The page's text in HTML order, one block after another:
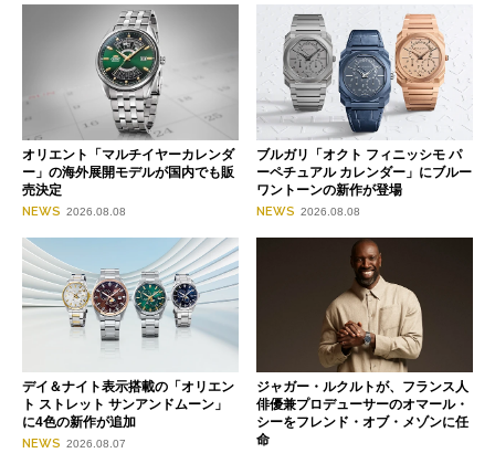
オリエント「マルチイヤーカレンダ
ー」の海外展開モデルが国内でも販
売決定
NEWS 2026.08.08
ブルガリ「オクト フィニッシモ パ
ーペチュアル カレンダー」にブルー
ワントーンの新作が登場
NEWS 2026.08.08
デイ＆ナイト表示搭載の「オリエン
ト ストレット サンアンドムーン」
に4色の新作が追加
NEWS 2026.08.07
ジャガー・ルクルトが、フランス人
俳優兼プロデューサーのオマール・
シーをフレンド・オブ・メゾンに任
命